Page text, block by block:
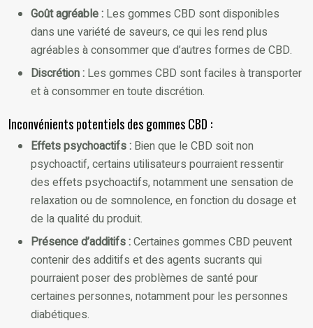
Goût agréable : Les gommes CBD sont disponibles
dans une variété de saveurs, ce qui les rend plus
agréables à consommer que d’autres formes de CBD.
Discrétion : Les gommes CBD sont faciles à transporter
et à consommer en toute discrétion.
Inconvénients potentiels des gommes CBD :
Effets psychoactifs : Bien que le CBD soit non
psychoactif, certains utilisateurs pourraient ressentir
des effets psychoactifs, notamment une sensation de
relaxation ou de somnolence, en fonction du dosage et
de la qualité du produit.
Présence d’additifs :Certaines gommes CBD peuvent
contenir des additifs et des agents sucrants qui
pourraient poser des problèmes de santé pour
certaines personnes, notamment pour les personnes
diabétiques.